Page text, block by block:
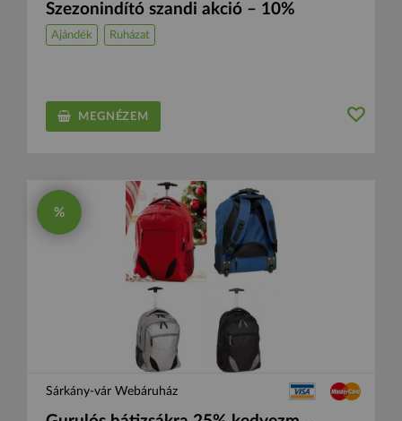
Szezonindító szandi akció – 10%
Ajándék Ruházat
MEGNÉZEM
%
Sárkány-vár Webáruház